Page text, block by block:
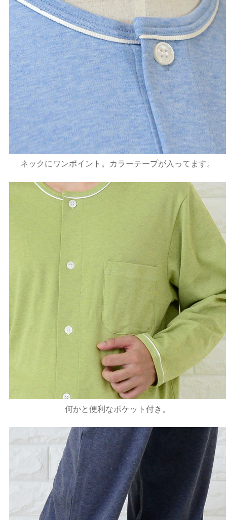
ネックにワンポイント。カラーテープが入ってます。
何かと便利なポケット付き。